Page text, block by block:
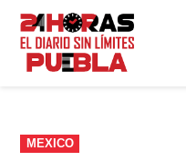
Saltar
contenido
PUBLICADO
EN
MEXICO